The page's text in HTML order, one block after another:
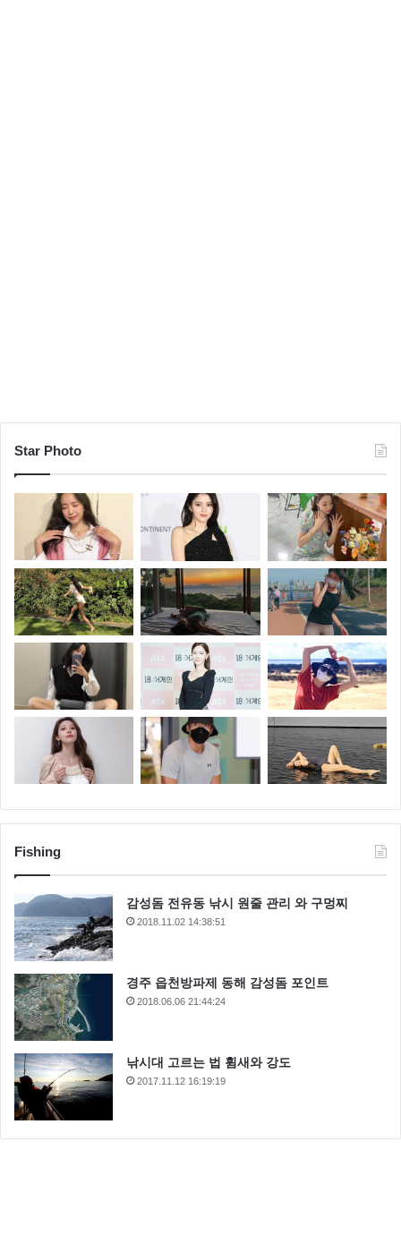
Star Photo
Fishing
감성돔 전유동 낚시 원줄 관리 와 구멍찌
2018.11.02 14:38:51
경주 읍천방파제 동해 감성돔 포인트
2018.06.06 21:44:24
낚시대 고르는 법 휨새와 강도
2017.11.12 16:19:19